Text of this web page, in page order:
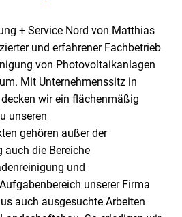
+ Service Nord von Matthias
und erfahrener Fachbetrieb
von Photovoltaikanlagen
Mit Unternehmenssitz in
wir ein flächenmäßig
unseren
gehören außer der
die Bereiche
und
unserer Firma
auch ausgesuchte Arbeiten